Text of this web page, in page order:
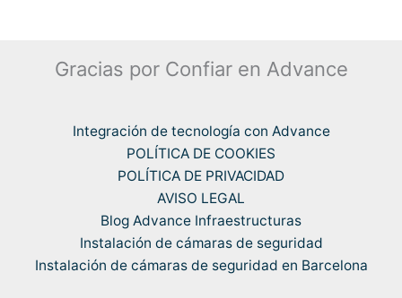
Gracias por Confiar en Advance
Integración de tecnología con Advance
POLÍTICA DE COOKIES
POLÍTICA DE PRIVACIDAD
AVISO LEGAL
Blog Advance Infraestructuras
Instalación de cámaras de seguridad
Instalación de cámaras de seguridad en Barcelona